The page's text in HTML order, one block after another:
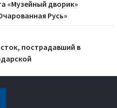
«Музейный дворик»
Русь»
пострадавший в